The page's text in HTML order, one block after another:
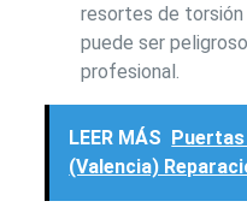
resortes de
puede ser
profesional.
LEER MÁS Puertas
(Valencia)